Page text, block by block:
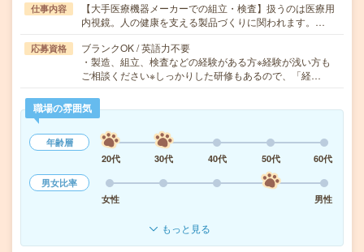
仕事内容
【大手医療機器メーカーでの組立・検査】扱うのは医療用
内視鏡。人の健康を支える製品づくりに関われます。…
応募資格
ブランクOK / 英語力不要
・製造、組立、検査などの経験がある方※経験が浅い方も
ご相談ください※しっかりした研修もあるので、「経…
職場の雰囲気
年齢層
20代
30代 40代 50代
60代
男女比率
女性
男性
もっと見る